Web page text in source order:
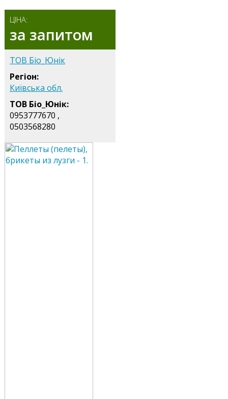
ЦІНА:
за запитом
ТОВ Біо_Юнік
Регіон:
Київська обл.
ТОВ Біо_Юнік:
0953777670 ,
0503568280